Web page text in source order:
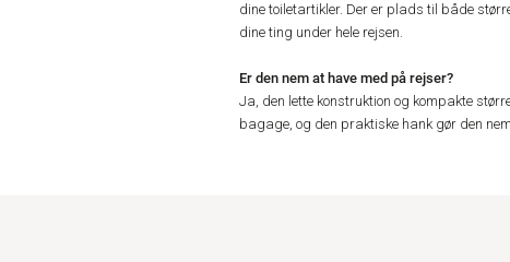
dine toiletartikler. Der er plads til både
dine ting under hele rejsen.
Er den nem at have med på rejser?
Ja, den lette konstruktion og kompakte
bagage, og den praktiske hank gør den